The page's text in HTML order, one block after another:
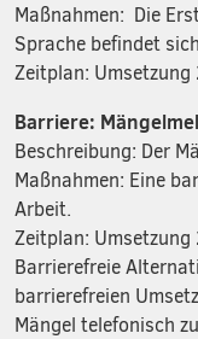
Maßnahmen: Die
Sprache befindet
Zeitplan: Umsetzung
Barriere:
Beschreibung: Der
Maßnahmen: Eine
Arbeit.
Zeitplan: Umsetzung
Barrierefreie
barrierefreien
Mängel telefonisch